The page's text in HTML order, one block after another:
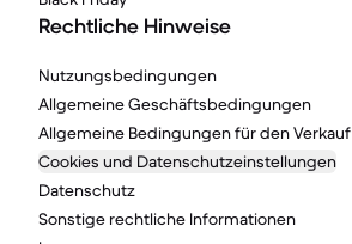
Rechtliche Hinweise
Nutzungsbedingungen
Allgemeine Geschäftsbedingungen
Allgemeine Bedingungen für den Verkauf
Cookies und Datenschutzeinstellungen
Datenschutz
Sonstige rechtliche Informationen